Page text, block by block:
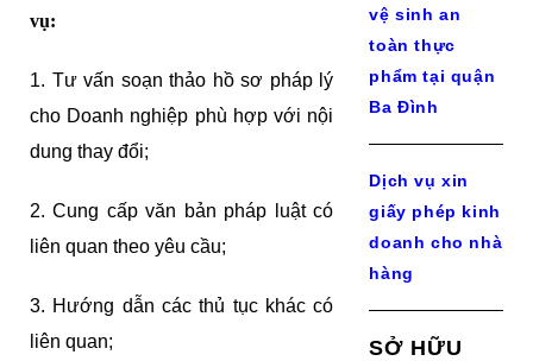
vụ:
1. Tư vấn soạn thảo hồ sơ pháp lý
cho Doanh nghiệp phù hợp với nội
dung thay đổi;
2. Cung cấp văn bản pháp luật có
liên quan theo yêu cầu;
3. Hướng dẫn các thủ tục khác có
liên quan;
vệ sinh an
toàn thực
phẩm tại quận
Ba Đình
Dịch vụ xin
giấy phép kinh
doanh cho nhà
hàng
SỞ HỮU